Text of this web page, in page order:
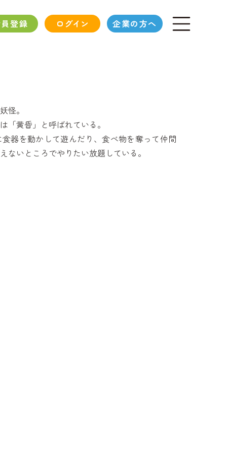
登録 ログイン 企業の方へ
怪。
「黄昏」と呼ばれている。
器を動かして遊んだり、食べ物を奪って仲間
ないところでやりたい放題している。